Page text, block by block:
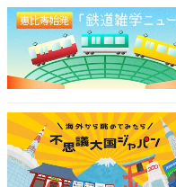
Macの組み合わせなら
は間違いありません。
3度の食事と同じく
好物なスマホ女史ラ
試した知識と経験を